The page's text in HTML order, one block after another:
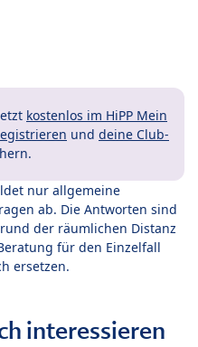
kostenlos im HiPP Mein
und deine Club-
nur allgemeine
ab. Die Antworten sind
der räumlichen Distanz
für den Einzelfall
ersetzen.
interessieren